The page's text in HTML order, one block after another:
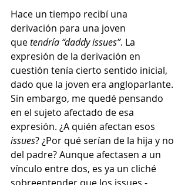
Hace un tiempo recibí una
derivación para una joven
que tendría “daddy issues”. La
expresión de la derivación en
cuestión tenía cierto sentido inicial,
dado que la joven era angloparlante.
Sin embargo, me quedé pensando
en el sujeto afectado de esa
expresión. ¿A quién afectan esos
issues? ¿Por qué serían de la hija y no
del padre? Aunque afectasen a un
vínculo entre dos, es ya un cliché
sobreentender que los issues -